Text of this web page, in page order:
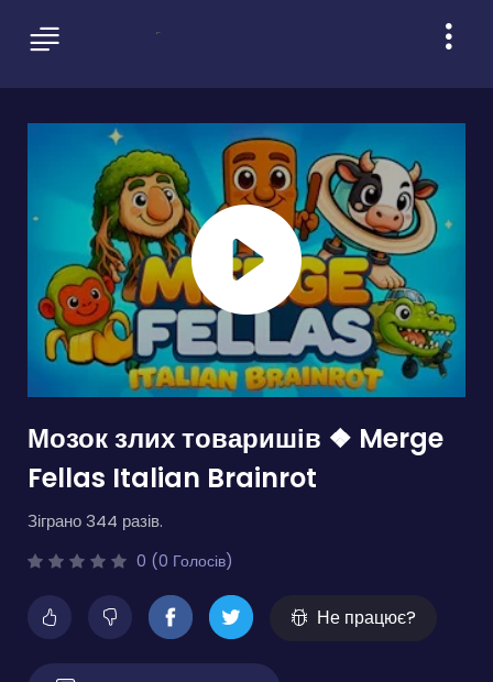
Мозок злих товаришів ❖ Merge
Fellas Italian Brainrot
Зіграно 344 разів.
0 (0 Голосів)
Не працює?